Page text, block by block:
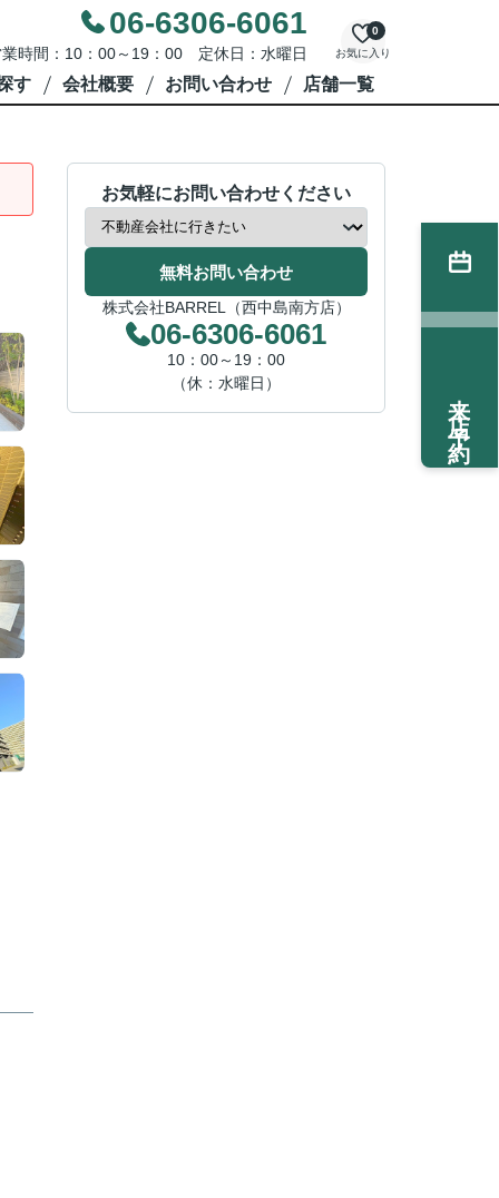
06-6306-6061
時間：10：00～19：00 定休日：水曜日 お気に入り
0
す 会社概要 お問い合わせ 店舗一覧
お気軽にお問い合わせください
無料お問い合わせ
株式会社BARREL（西中島南方店）
06-6306-6061
10：00～19：00
（休：水曜日）
来店予約